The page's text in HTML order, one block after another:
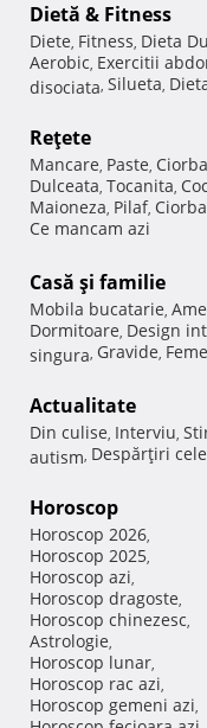
Dietă & Fitness
Diete, Fitness, Dieta
Aerobic, Exercitii
disociata, Silueta,
Reţete
Mancare, Paste, Ciorba
Dulceata, Tocanita,
Maioneza, Pilaf,
Ce mancam azi
Casă şi familie
Mobila bucatarie,
Dormitoare, Design
singura, Gravide,
Actualitate
Din culise, Interviu,
autism, Despărţiri
Horoscop
Horoscop 2026,
Horoscop 2025,
Horoscop azi,
Horoscop dragoste,
Horoscop chinezesc,
Astrologie,
Horoscop lunar,
Horoscop rac azi,
Horoscop gemeni azi,